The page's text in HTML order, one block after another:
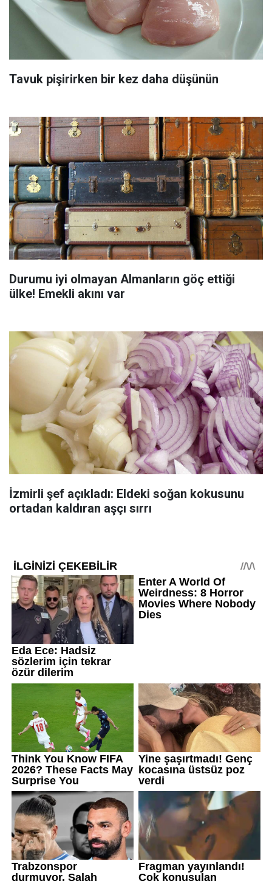
Tavuk pişirirken bir kez daha düşünün
Durumu iyi olmayan Almanların göç ettiği
ülke! Emekli akını var
İzmirli şef açıkladı: Eldeki soğan kokusunu
ortadan kaldıran aşçı sırrı